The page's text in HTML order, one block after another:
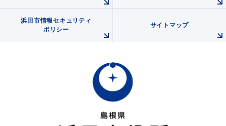
移住・出会い応援（はまだ暮らし）
浜田市情報セキュリティ
ポリシー
サイトマップ